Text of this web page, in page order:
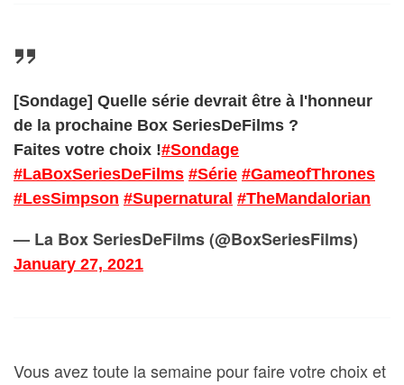
[Sondage] Quelle série devrait être à l'honneur
de la prochaine Box SeriesDeFilms ?
Faites votre choix !#Sondage
#LaBoxSeriesDeFilms #Série #GameofThrones
#LesSimpson #Supernatural #TheMandalorian
— La Box SeriesDeFilms (@BoxSeriesFilms)
January 27, 2021
Vous avez toute la semaine pour faire votre choix et